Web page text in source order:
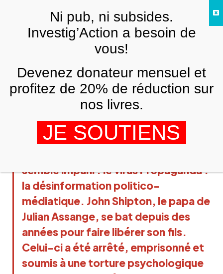
Le papa de Julian Assange se confie à
Michel Collon: Une guerre contre notre
droit de savoir
Pendant que le virus Corona centre
semble impuni : le virus Propaganda :
la désinformation politico-
médiatique. John Shipton, le papa de
Julian Assange, se bat depuis des
années pour faire libérer son fils.
Celui-ci a été arrêté, emprisonné et
soumis à une torture psychologique
ANALYSES ET TÉMOIGNAGES
FRNi pub, ni subsides.
Investig’Action a besoin de
vous!
Devenez donateur mensuel et
profitez de 20% de réduction sur
nos livres.
JE SOUTIENS